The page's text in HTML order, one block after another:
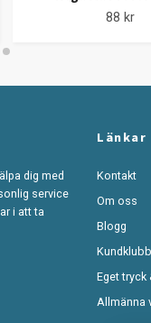
88 kr
dig med
service
i att ta
Länkar
Kontakt
Om oss
Blogg
Kundklubb
Eget tryck
Allmänna